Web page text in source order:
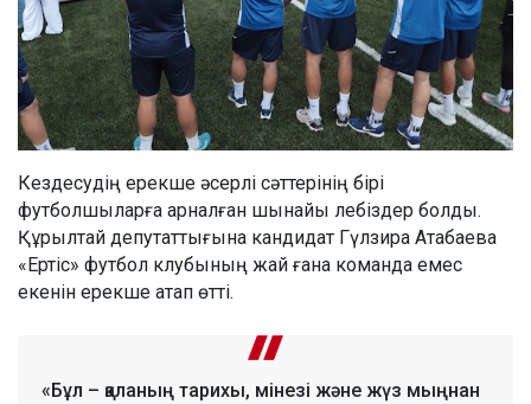
Кездесудің ерекше әсерлі сәттерінің бірі
футболшыларға арналған шынайы лебіздер болды.
Құрылтай депутаттығына кандидат Гүлзира Атабаева
«Ертіс» футбол клубының жай ғана команда емес
екенін ерекше атап өтті.
«Бұл – қаланың тарихы, мінезі және жүз мыңнан